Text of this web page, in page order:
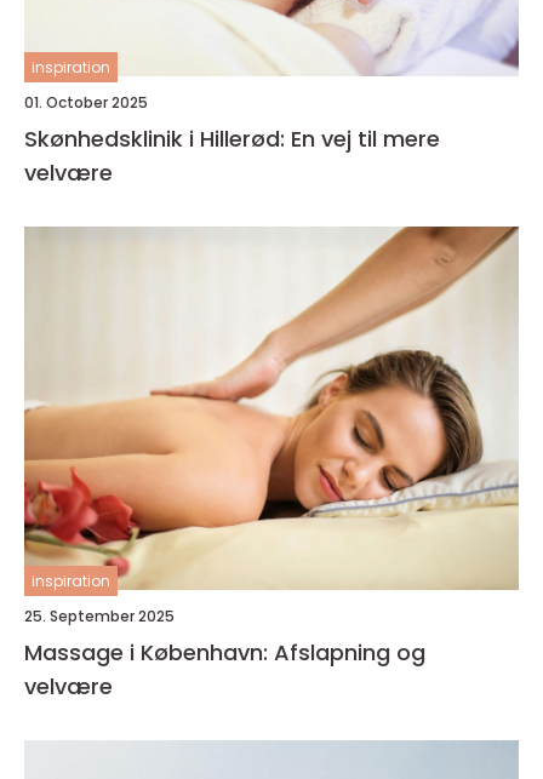
inspiration
01. October 2025
Skønhedsklinik i Hillerød: En vej til mere
velvære
inspiration
25. September 2025
Massage i København: Afslapning og
velvære